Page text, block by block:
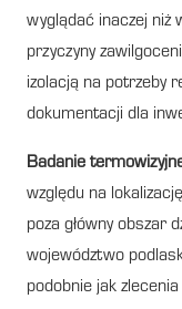
wyglądać inaczej niż
przyczyny
izolacją na potrzeby
dokumentacji dla
Badanie
względu na
poza główny obszar
województwo
podobnie jak